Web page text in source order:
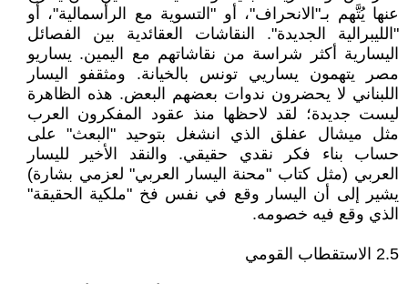
عنها يُتَّهم بـ"الانحراف"، أو "التسوية مع الرأسمالية"، أو
"الليبرالية الجديدة". النقاشات العقائدية بين الفصائل
اليسارية أكثر شراسة من نقاشاتهم مع اليمين. يساريو
مصر يتهمون يساريي تونس بالخيانة. ومثقفو اليسار
اللبناني لا يحضرون ندوات بعضهم البعض. هذه الظاهرة
ليست جديدة؛ لقد لاحظها منذ عقود المفكرون العرب
مثل ميشال عفلق الذي انشغل بتوحيد "البعث" على
حساب بناء فكر نقدي حقيقي. والنقد الأخير لليسار
العربي (مثل كتاب "محنة اليسار العربي" لعزمي بشارة)
يشير إلى أن اليسار وقع في نفس فخ "ملكية الحقيقة"
الذي وقع فيه خصومه.
2.5 الاستقطاب القومي